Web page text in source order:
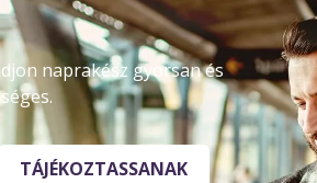
naprakész gyorsan és
TÁJÉKOZTASSANAK